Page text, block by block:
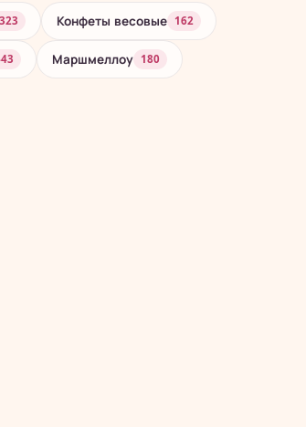
Конфеты весовые 162
Маршмеллоу 180